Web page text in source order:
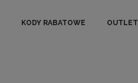
KODY RABATOWE OUTLET